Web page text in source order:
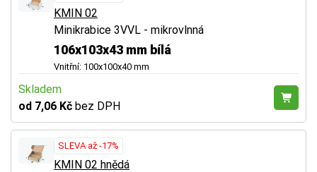
KMIN 02
Minikrabice 3VVL - mikrovlnná
106x103x43 mm bílá
Vnitřní: 100x100x40 mm
Skladem
od 7,06 Kč bez DPH
SLEVA až -17%
KMIN 02 hnědá